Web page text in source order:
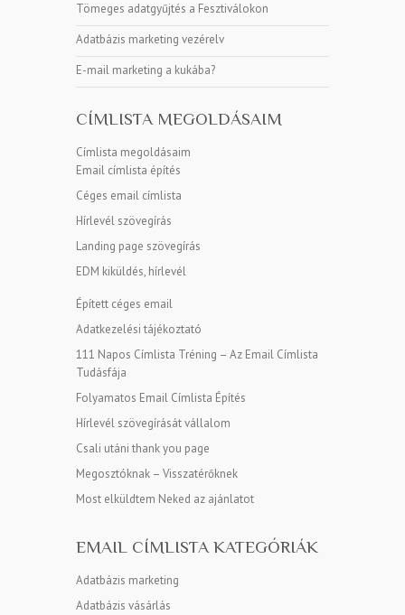
Tömeges adatgyűjtés a Fesztiválokon
Adatbázis marketing vezérelv
E-mail marketing a kukába?
CÍMLISTA MEGOLDÁSAIM
Címlista megoldásaim
Email címlista építés
Céges email címlista
Hírlevél szövegírás
Landing page szövegírás
EDM kiküldés, hírlevél
Épített céges email
Adatkezelési tájékoztató
111 Napos Címlista Tréning – Az Email Címlista
Tudásfája
Folyamatos Email Címlista Építés
Hírlevél szövegírását vállalom
Csali utáni thank you page
Megosztóknak – Visszatérőknek
Most elküldtem Neked az ajánlatot
EMAIL CÍMLISTA KATEGÓRIÁK
Adatbázis marketing
Adatbázis vásárlás